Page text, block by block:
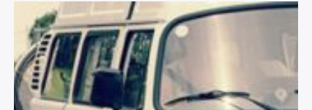
A propos
Références Clients
Inscription
Financer sa formation